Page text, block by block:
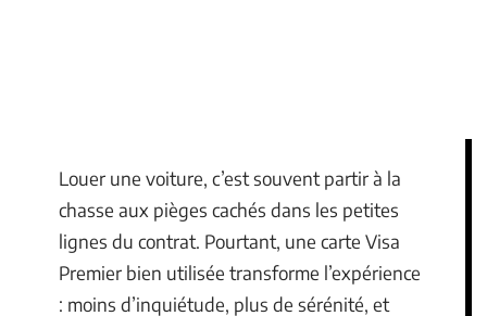
Louer une voiture, c’est souvent partir à la
chasse aux pièges cachés dans les petites
lignes du contrat. Pourtant, une carte Visa
Premier bien utilisée transforme l’expérience
: moins d’inquiétude, plus de sérénité, et